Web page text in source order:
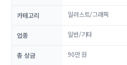
카테고리 일러스트/그래픽
업종 일반/기타
총 상금 90만 원